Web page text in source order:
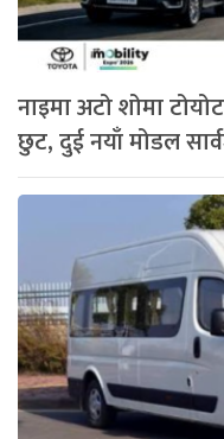
नाइमा अटो शोमा
छुट, दुई नयाँ मोडल